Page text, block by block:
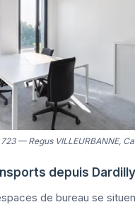
— Regus VILLEURBANNE,
depuis Dardilly
de bureau se